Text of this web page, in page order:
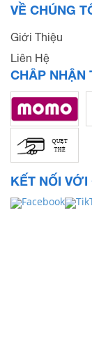
VỀ CHÚNG
Giới Thiệu
Liên Hệ
CHẤP NHẬN
KẾT NỐI VỚI